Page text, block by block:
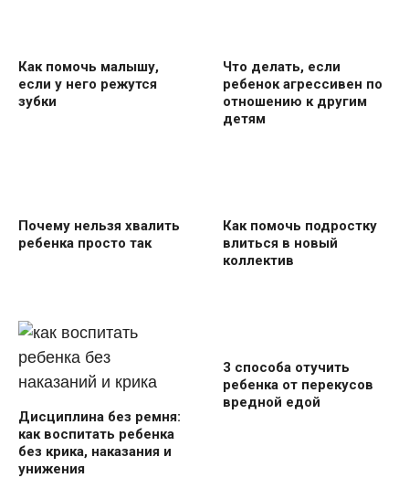
Как помочь малышу,
если у него режутся
зубки
Что делать, если
ребенок агрессивен по
отношению к другим
детям
Почему нельзя хвалить
ребенка просто так
Как помочь подростку
влиться в новый
коллектив
Дисциплина без ремня:
как воспитать ребенка
без крика, наказания и
унижения
3 способа отучить
ребенка от перекусов
вредной едой